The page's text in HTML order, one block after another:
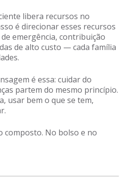
libera recursos no
é direcionar esses recursos
emergência, contribuição
de alto custo — cada família
é essa: cuidar do
partem do mesmo princípio.
usar bem o que se tem,
composto. No bolso e no